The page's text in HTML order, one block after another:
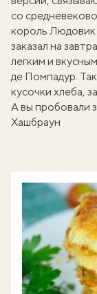
со
король Людовик
заказал на
легким и
де Помпадур.
кусочки хлеба,
А вы пробовали
Хашбраун